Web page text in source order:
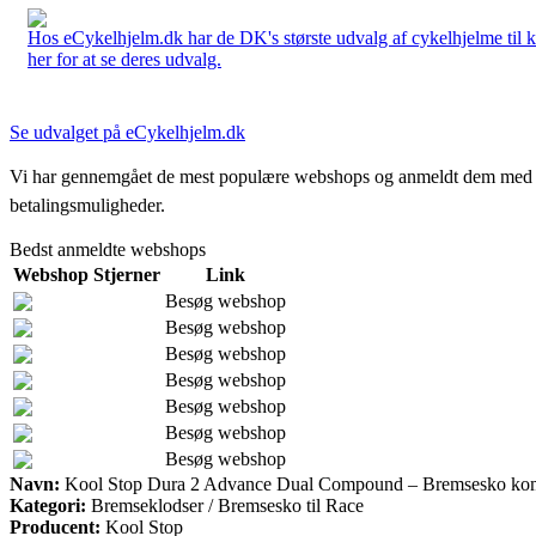
Hos eCykelhjelm.dk har de DK's største udvalg af cykelhjelme
her for at se deres udvalg.
Se udvalget på eCykelhjelm.dk
Vi har gennemgået de mest populære webshops og anmeldt dem
betalingsmuligheder.
Bedst anmeldte webshops
Webshop Stjerner
Link
Besøg webshop
Besøg webshop
Besøg webshop
Besøg webshop
Besøg webshop
Besøg webshop
Besøg webshop
Navn: Kool Stop Dura 2 Advance Dual Compound – Bremsesko
Kategori: Bremseklodser / Bremsesko til Race
Producent: Kool Stop